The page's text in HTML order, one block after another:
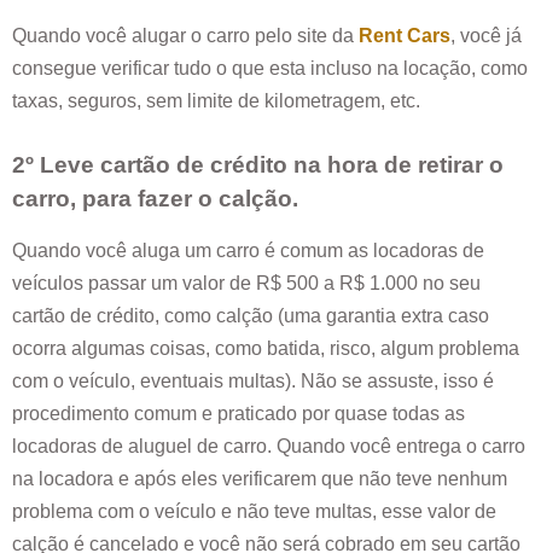
Quando você alugar o carro pelo site da Rent Cars, você já
consegue verificar tudo o que esta incluso na locação, como
taxas, seguros, sem limite de kilometragem, etc.
2º Leve cartão de crédito na hora de retirar o
carro, para fazer o calção.
Quando você aluga um carro é comum as locadoras de
veículos passar um valor de R$ 500 a R$ 1.000 no seu
cartão de crédito, como calção (uma garantia extra caso
ocorra algumas coisas, como batida, risco, algum problema
com o veículo, eventuais multas). Não se assuste, isso é
procedimento comum e praticado por quase todas as
locadoras de aluguel de carro. Quando você entrega o carro
na locadora e após eles verificarem que não teve nenhum
problema com o veículo e não teve multas, esse valor de
calção é cancelado e você não será cobrado em seu cartão